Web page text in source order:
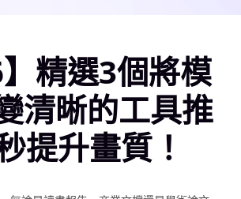
】精選3個將模
清晰的工具推
提升畫質！